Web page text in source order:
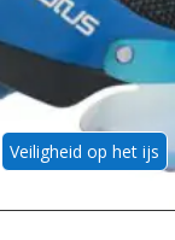
Veiligheid op het ijs